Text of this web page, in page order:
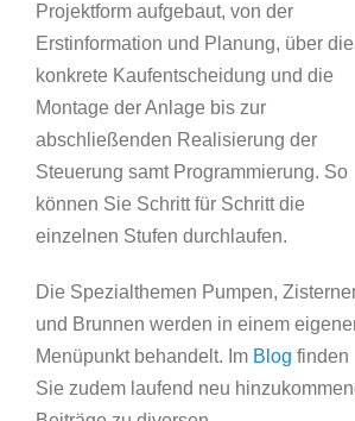
Projektform aufgebaut, von der
Erstinformation und Planung, über die
konkrete Kaufentscheidung und die
Montage der Anlage bis zur
abschließenden Realisierung der
Steuerung samt Programmierung. So
können Sie Schritt für Schritt die
einzelnen Stufen durchlaufen.
Die Spezialthemen Pumpen,
und Brunnen werden in einem
Menüpunkt behandelt. Im Blog finden
Sie zudem laufend neu